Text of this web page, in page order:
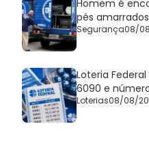
Homem é
pés
Segurança08/
Loteria
6090 e
Loterias08/08/